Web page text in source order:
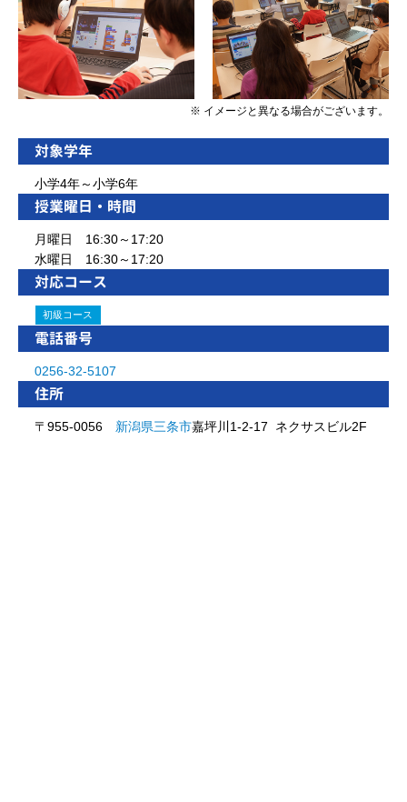
※ イメージと異なる場合がございます。
対象学年
小学4年～小学6年
授業曜日・時間
月曜日 16:30～17:20
水曜日 16:30～17:20
対応コース
初級コース
電話番号
0256-32-5107
住所
〒955-0056 新潟県三条市嘉坪川1-2-17 ネクサスビル2F